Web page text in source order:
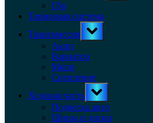
Гбо
Тормозная система
Трансмиссия
Toggle
sub-
Акпп
Вариатор
Мкпп
Сцепление
Ходовая часть
Toggle
sub-
menu
Подвеска авто
Шины и диски